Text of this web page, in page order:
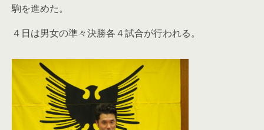
駒を進めた。
４日は男女の準々決勝各４試合が行われる。